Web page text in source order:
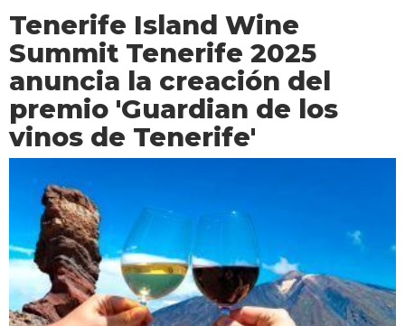
Tenerife Island Wine
Summit Tenerife 2025
anuncia la creación del
premio 'Guardian de los
vinos de Tenerife'